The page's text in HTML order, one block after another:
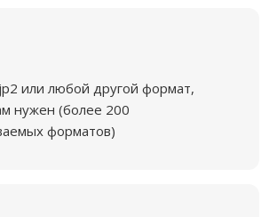
или любой другой формат,
нужен (более 200
форматов)